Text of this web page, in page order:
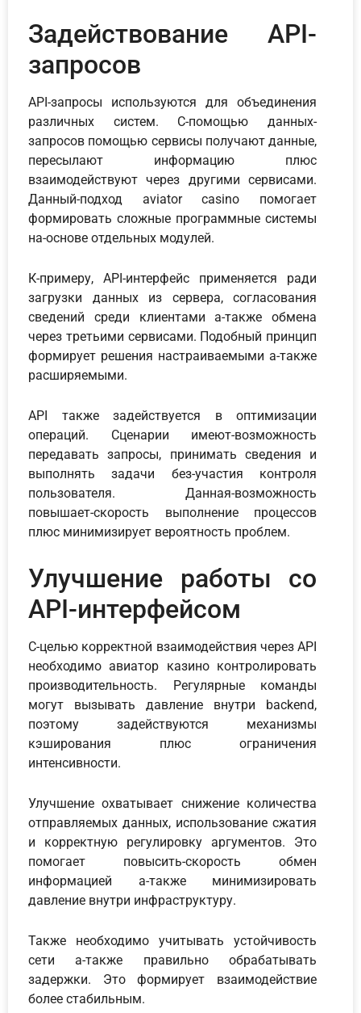
Задействование API-
запросов
API-запросы используются для объединения
различных систем. С-помощью данных-
запросов помощью сервисы получают данные,
пересылают информацию плюс
взаимодействуют через другими сервисами.
Данный-подход aviator casino помогает
формировать сложные программные системы
на-основе отдельных модулей.
К-примеру, API-интерфейс применяется ради
загрузки данных из сервера, согласования
сведений среди клиентами а-также обмена
через третьими сервисами. Подобный принцип
формирует решения настраиваемыми а-также
расширяемыми.
API также задействуется в оптимизации
операций. Сценарии имеют-возможность
передавать запросы, принимать сведения и
выполнять задачи без-участия контроля
пользователя. Данная-возможность
повышает-скорость выполнение процессов
плюс минимизирует вероятность проблем.
Улучшение работы со
API-интерфейсом
С-целью корректной взаимодействия через API
необходимо авиатор казино контролировать
производительность. Регулярные команды
могут вызывать давление внутри backend,
поэтому задействуются механизмы
кэширования плюс ограничения
интенсивности.
Улучшение охватывает снижение количества
отправляемых данных, использование сжатия
и корректную регулировку аргументов. Это
помогает повысить-скорость обмен
информацией а-также минимизировать
давление внутри инфраструктуру.
Также необходимо учитывать устойчивость
сети а-также правильно обрабатывать
задержки. Это формирует взаимодействие
более стабильным.